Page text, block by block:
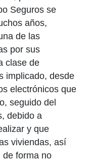
Seguros se
años,
de las
por sus
clase de
implicado, desde
electrónicos que
seguido del
debido a
y que
viviendas, así
de forma no